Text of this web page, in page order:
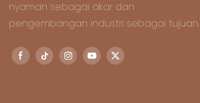
nyaman sebagai akar dan
pengembangan industri sebagai tujuan.